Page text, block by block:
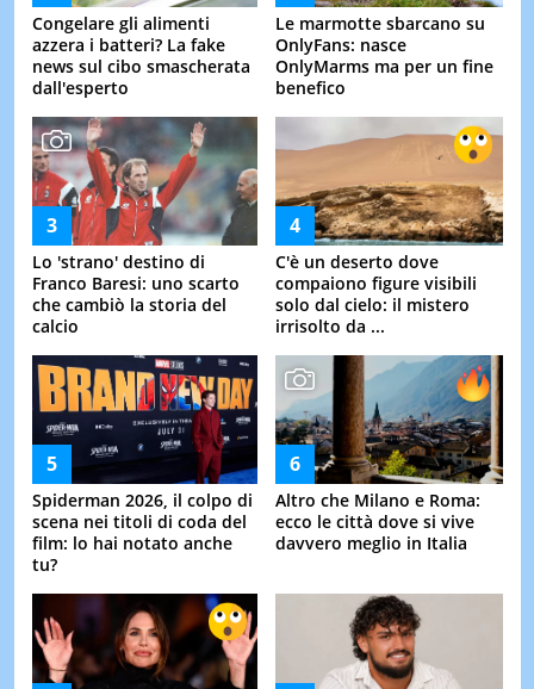
Congelare gli alimenti
azzera i batteri? La fake
news sul cibo smascherata
dall'esperto
Le marmotte sbarcano su
OnlyFans: nasce
OnlyMarms ma per un fine
benefico
Lo 'strano' destino di
Franco Baresi: uno scarto
che cambiò la storia del
calcio
C'è un deserto dove
compaiono figure visibili
solo dal cielo: il mistero
irrisolto da ...
Spiderman 2026, il colpo di
scena nei titoli di coda del
film: lo hai notato anche
tu?
Altro che Milano e Roma:
ecco le città dove si vive
davvero meglio in Italia